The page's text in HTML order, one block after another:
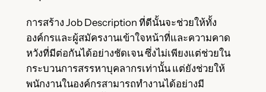
การสร้าง Job Description ที่ดีนั้นจะช่วยให้ทั้ง
องค์กรและผู้สมัครงานเข้าใจหน้าที่และความคาด
หวังที่มีต่อกันได้อย่างชัดเจน ซึ่งไม่เพียงแต่ช่วยใน
กระบวนการสรรหาบุคลากรเท่านั้น แต่ยังช่วยให้
พนักงานในองค์กรสามารถทำงานได้อย่างมี